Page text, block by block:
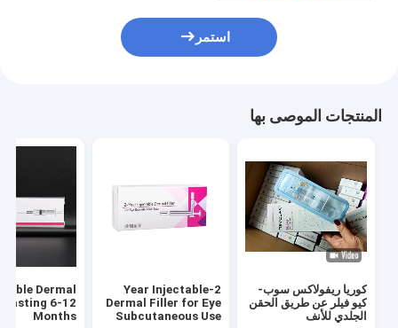
استمر
المنتجات الموصى بها
كوريا ريفولاكس سوب-
كيو فيلر عن طريق الحقن
الجلدي للأنف
2-Year Injectable
Dermal Filler for Eye
Subcutaneous Use
Dermal
Lasting 6-12
Months